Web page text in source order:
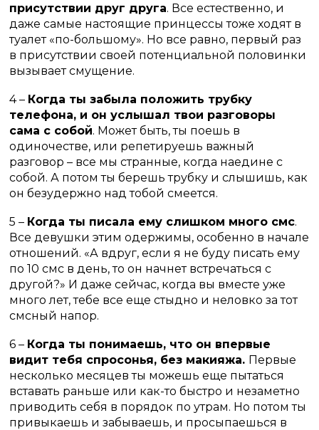
присутствии друг друга. Все естественно, и
даже самые настоящие принцессы тоже ходят в
туалет «по-большому». Но все равно, первый раз
в присутствии своей потенциальной половинки
вызывает смущение.
4 – Когда ты забыла положить трубку
телефона, и он услышал твои разговоры
сама с собой. Может быть, ты поешь в
одиночестве, или репетируешь важный
разговор – все мы странные, когда наедине с
собой. А потом ты берешь трубку и слышишь, как
он безудержно над тобой смеется.
5 – Когда ты писала ему слишком много смс.
Все девушки этим одержимы, особенно в начале
отношений. «А вдруг, если я не буду писать ему
по 10 смс в день, то он начнет встречаться с
другой?» И даже сейчас, когда вы вместе уже
много лет, тебе все еще стыдно и неловко за тот
смсный напор.
6 – Когда ты понимаешь, что он впервые
видит тебя спросонья, без макияжа. Первые
несколько месяцев ты можешь еще пытаться
вставать раньше или как-то быстро и незаметно
приводить себя в порядок по утрам. Но потом ты
привыкаешь и забываешь, и просыпаешься в